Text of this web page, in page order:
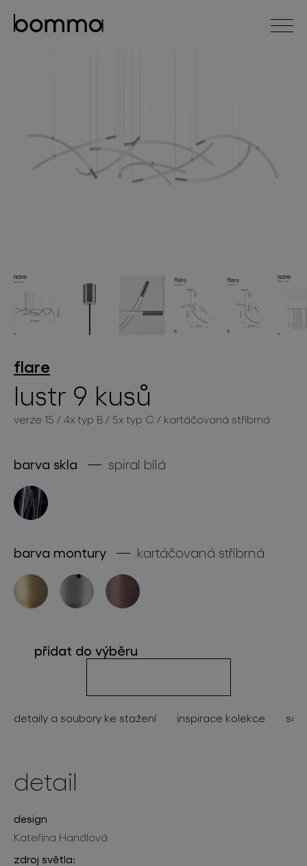
světelné konstelace
projekty
produkty
projekty
pro profesionály
store locator
flare
lustr 9 kusů
verze 15 / 4x typ B / 5x typ C / kartáčovaná stříbrná
barva skla spiral bílá
barva montury kartáčovaná stříbrná
přidat do výběru
detaily a soubory ke stažení inspirace kolekce
detail
design
Kateřina Handlová
zdroj světla: